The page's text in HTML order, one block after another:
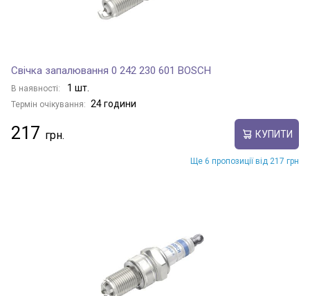
Свічка запалювання 0 242 230 601 BOSCH
В наявності: 1 шт.
Термін очікування: 24 години
217 КУПИТИ
Ще 6 пропозиції від 217 грн